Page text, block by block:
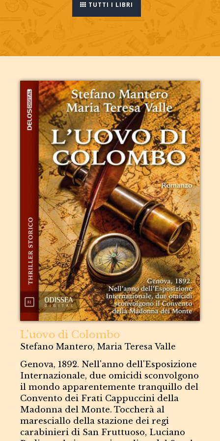
TUTTI I LIBRI
L'uovo di Colombo
Stefano Mantero, Maria Teresa Valle
Genova, 1892. Nell'anno dell'Esposizione
Internazionale, due omicidi sconvolgono
il mondo apparentemente tranquillo del
Convento dei Frati Cappuccini della
Madonna del Monte. Toccherà al
maresciallo della stazione dei regi
carabinieri di San Fruttuoso, Luciano